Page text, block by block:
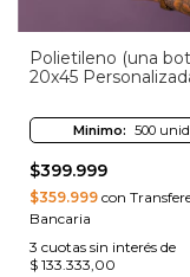
Polietileno (una
20x45
Minimo: 500 unid
$399.999
$359.999 con
Bancaria
3 cuotas sin interés de
$ 133.333,00